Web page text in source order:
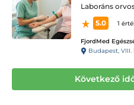
Laboráns
5.0
1
FjordMed
Budapest, VIII.
Következő